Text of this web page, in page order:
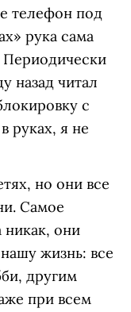
телефон под
рука сама
Периодически
назад читал
с
руках, я не
но они все
Самое
никак, они
жизнь: все
другим
при всем